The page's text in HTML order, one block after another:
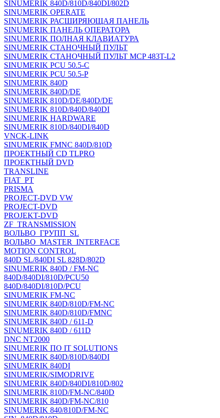
SINUMERIK 840D/810D/840DI/802D
SINUMERIK OPERATE
SINUMERIK РАСШИРЯЮЩАЯ ПАНЕЛЬ
SINUMERIK ПАНЕЛЬ ОПЕРАТОРА
SINUMERIK ПОЛНАЯ КЛАВИАТУРА
SINUMERIK СТАНОЧНЫЙ ПУЛЬТ
SINUMERIK СТАНОЧНЫЙ ПУЛЬТ MCP 483T-L2
SINUMERIK PCU 50.5-C
SINUMERIK PCU 50.5-P
SINUMERIK 840D
SINUMERIK 840D/DE
SINUMERIK 810D/DE/840D/DE
SINUMERIK 810D/840D/840DI
SINUMERIK HARDWARE
SINUMERIK 810D/840DI/840D
VNCK-LINK
SINUMERIK FMNC 840D/810D
ПРОЕКТНЫЙ CD TLPRO
ПРОЕКТНЫЙ DVD
TRANSLINE
FIAT_PT
PRISMA
PROJECT-DVD VW
PROJECT-DVD
PROJEKT-DVD
ZF_TRANSMISSION
ВОЛЬВО_ГРУПП_SL
ВОЛЬВО_MASTER_INTERFACE
MOTION CONTROL
840D SL/840DI SL 828D/802D
SINUMERIK 840D / FM-NC
840D/840DI/810D/PCU50
840D/840DI/810D/PCU
SINUMERIK FM-NC
SINUMERIK 840D/810D/FM-NC
SINUMERIK 840D/810D/FMNC
SINUMERIK 840D / 611-D
SINUMERIK 840D / 611D
DNC NT2000
SINUMERIK ПО IT SOLUTIONS
SINUMERIK 840D/810D/840DI
SINUMERIK 840DI
SINUMERIK/SIMODRIVE
SINUMERIK 840D/840DI/810D/802
SINUMERIK 810D/FM-NC/840D
SINUMERIK 840D/FM-NC/810
SINUMERIK 840/810D/FM-NC